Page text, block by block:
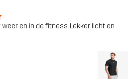
en in de fitness. Lekker licht en